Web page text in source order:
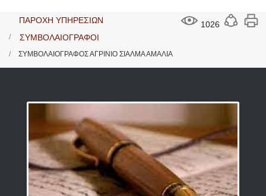
1026
ΠΑΡΟΧΗ ΥΠΗΡΕΣΙΩΝ
ΣΥΜΒΟΛΑΙΟΓΡΑΦΟΙ
ΣΥΜΒΟΛΑΙΟΓΡΑΦΟΣ ΑΓΡΙΝΙΟ ΣΙΑΛΜΑ ΑΜΑΛΙΑ